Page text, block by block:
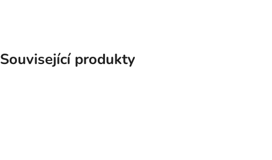
Související produkty